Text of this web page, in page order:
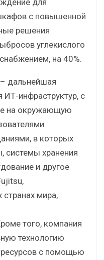
с повышенной
решения
углекислого
на 40%.
дальнейшая
инфраструктур, с
на окружающую
в которых
системы хранения
и другое
странах мира,
того, компания
технологию
ресурсов с помощью